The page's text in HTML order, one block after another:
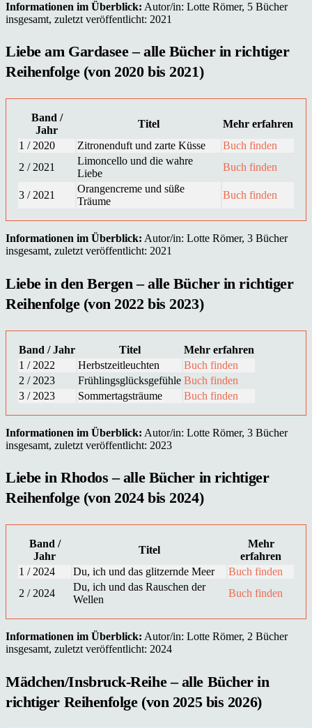
Informationen im Überblick: Autor/in: Lotte Römer, 5 Bücher
insgesamt, zuletzt veröffentlicht: 2021
Liebe am Gardasee – alle Bücher in richtiger
Reihenfolge (von 2020 bis 2021)
Band /
Jahr
Titel
Mehr erfahren
1 / 2020
Zitronenduft und zarte Küsse
Buch finden
2 / 2021
Limoncello und die wahre
Liebe
Buch finden
3 / 2021
Orangencreme und süße
Träume
Buch finden
Informationen im Überblick: Autor/in: Lotte Römer, 3 Bücher
insgesamt, zuletzt veröffentlicht: 2021
Liebe in den Bergen – alle Bücher in richtiger
Reihenfolge (von 2022 bis 2023)
Band / Jahr Titel
Mehr erfahren
1 / 2022
Herbstzeitleuchten
Buch finden
2 / 2023
Frühlingsglücksgefühle Buch finden
3 / 2023
Sommertagsträume Buch finden
Informationen im Überblick: Autor/in: Lotte Römer, 3 Bücher
insgesamt, zuletzt veröffentlicht: 2023
Liebe in Rhodos – alle Bücher in richtiger
Reihenfolge (von 2024 bis 2024)
Band /
Jahr
Titel
Mehr
erfahren
1 / 2024
Du, ich und das glitzernde Meer
Buch finden
2 / 2024
Du, ich und das Rauschen der
Wellen
Buch finden
Informationen im Überblick: Autor/in: Lotte Römer, 2 Bücher
insgesamt, zuletzt veröffentlicht: 2024
Mädchen/Insbruck-Reihe – alle Bücher in
richtiger Reihenfolge (von 2025 bis 2026)